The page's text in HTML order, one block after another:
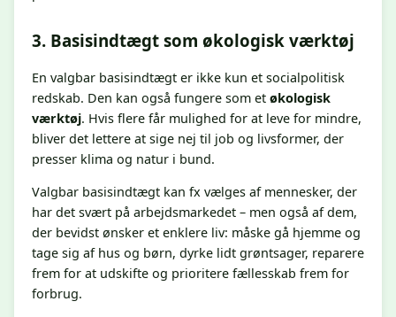
3. Basisindtægt som økologisk værktøj
En valgbar basisindtægt er ikke kun et socialpolitisk
redskab. Den kan også fungere som et økologisk
værktøj. Hvis flere får mulighed for at leve for mindre,
bliver det lettere at sige nej til job og livsformer, der
presser klima og natur i bund.
Valgbar basisindtægt kan fx vælges af mennesker, der
har det svært på arbejdsmarkedet – men også af dem,
der bevidst ønsker et enklere liv: måske gå hjemme og
tage sig af hus og børn, dyrke lidt grøntsager, reparere
frem for at udskifte og prioritere fællesskab frem for
forbrug.